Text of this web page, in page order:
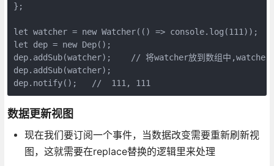
};
let watcher = new Watcher(() => console.log(111));
let dep = new Dep();
dep.addSub(watcher);    // 将watcher放到数组中,watcher
dep.addSub(watcher);
数据更新视图
现在我们要订阅一个事件，当数据改变需要重新刷新视
图，这就需要在replace替换的逻辑里来处理